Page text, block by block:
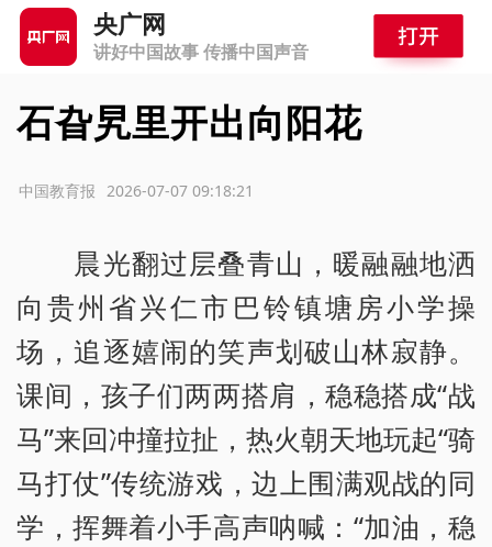
央广网
讲好中国故事 传播中国声音
石旮旯里开出向阳花
2026-07-07 09:18:21
中国教育报
晨光翻过层叠青山，暖融融地洒
向贵州省兴仁市巴铃镇塘房小学操
场，追逐嬉闹的笑声划破山林寂静。
课间，孩子们两两搭肩，稳稳搭成“战
马”来回冲撞拉扯，热火朝天地玩起“骑
马打仗”传统游戏，边上围满观战的同
学，挥舞着小手高声呐喊：“加油，稳